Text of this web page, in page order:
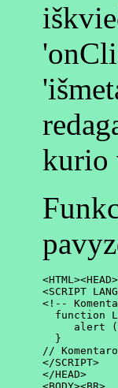
kurio
<SCRIPT
<!--
function
alert
  }
//
</SCRIPT>
</HEAD>